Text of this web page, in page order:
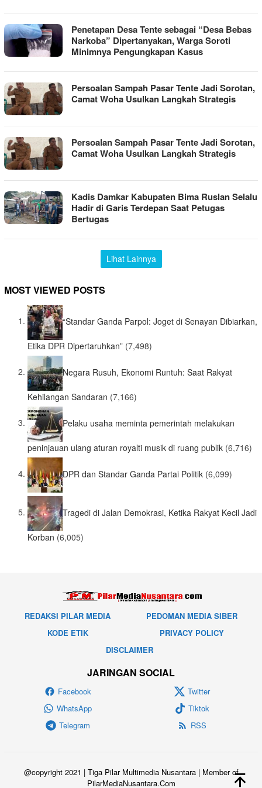
Penetapan Desa Tente sebagai “Desa Bebas
Narkoba” Dipertanyakan, Warga Soroti
Minimnya Pengungkapan Kasus
Persoalan Sampah Pasar Tente Jadi Sorotan,
Camat Woha Usulkan Langkah Strategis
Persoalan Sampah Pasar Tente Jadi Sorotan,
Camat Woha Usulkan Langkah Strategis
Kadis Damkar Kabupaten Bima Ruslan Selalu
Hadir di Garis Terdepan Saat Petugas
Bertugas
Lihat Lainnya
MOST VIEWED POSTS
“Standar Ganda Parpol: Joget di Senayan Dibiarkan,
Etika DPR Dipertaruhkan” (7,498)
Negara Rusuh, Ekonomi Runtuh: Saat Rakyat
Kehilangan Sandaran (7,166)
Pelaku usaha meminta pemerintah melakukan
peninjauan ulang aturan royalti musik di ruang publik (6,716)
DPR dan Standar Ganda Partai Politik (6,099)
Tragedi di Jalan Demokrasi, Ketika Rakyat Kecil Jadi
Korban (6,005)
REDAKSI PILAR MEDIA
PEDOMAN MEDIA SIBER
KODE ETIK
PRIVACY POLICY
DISCLAIMER
JARINGAN SOCIAL
Facebook
Twitter
WhatsApp
Tiktok
Telegram
RSS
@copyright 2021 | Tiga Pilar Multimedia Nusantara | Member of
PilarMediaNusantara.Com